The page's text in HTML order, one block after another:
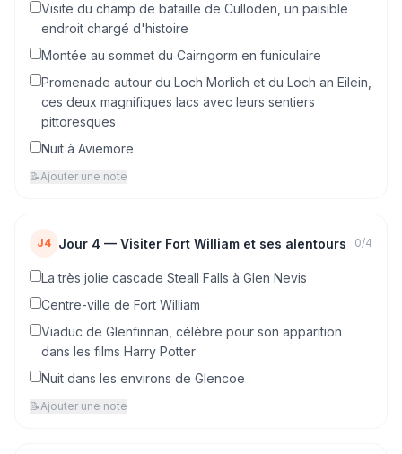
Visite du champ de bataille de Culloden, un paisible
endroit chargé d'histoire
Montée au sommet du Cairngorm en funiculaire
Promenade autour du Loch Morlich et du Loch an Eilein,
ces deux magnifiques lacs avec leurs sentiers
pittoresques
Nuit à Aviemore
📝Ajouter une note
J4 Jour 4 — Visiter Fort William et ses alentours 0/4
La très jolie cascade Steall Falls à Glen Nevis
Centre-ville de Fort William
Viaduc de Glenfinnan, célèbre pour son apparition
dans les films Harry Potter
Nuit dans les environs de Glencoe
📝Ajouter une note